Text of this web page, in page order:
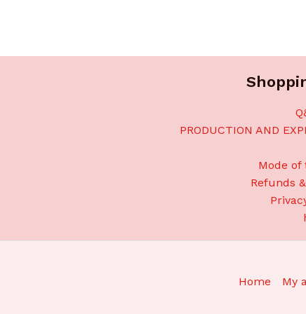
PRODUCTION AND
Mode of
Refunds
Home My